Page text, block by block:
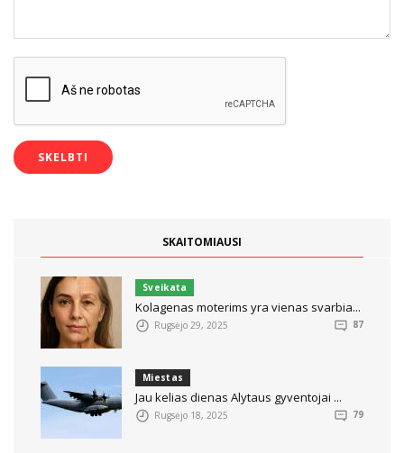
SKAITOMIAUSI
Sveikata
Kolagenas moterims yra vienas svarbia...
Rugsėjo 29, 2025 87
Miestas
Jau kelias dienas Alytaus gyventojai ...
Rugsėjo 18, 2025 79